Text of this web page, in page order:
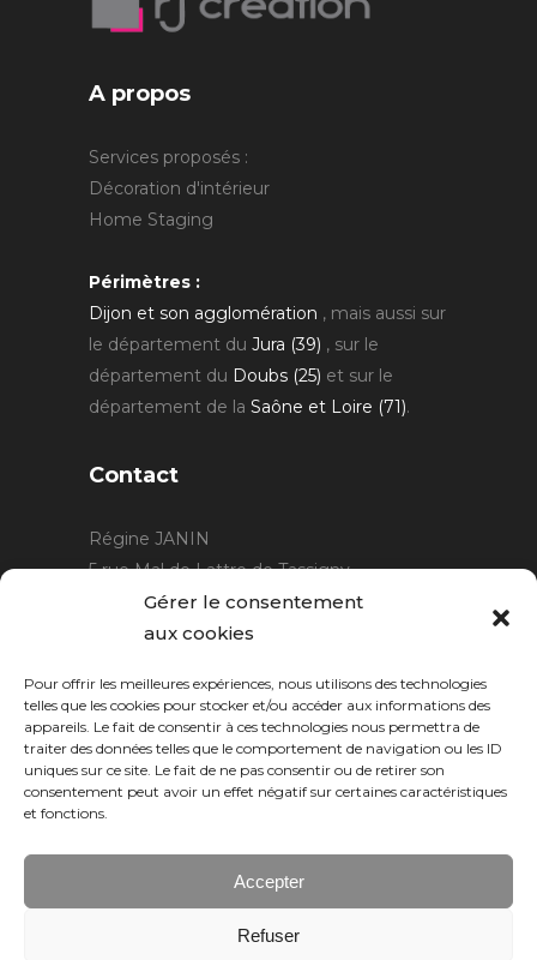
Gérer le consentement
aux cookies
Pour offrir les meilleures expériences, nous utilisons des technologies
telles que les cookies pour stocker et/ou accéder aux informations des
appareils. Le fait de consentir à ces technologies nous permettra de
traiter des données telles que le comportement de navigation ou les ID
uniques sur ce site. Le fait de ne pas consentir ou de retirer son
consentement peut avoir un effet négatif sur certaines caractéristiques
et fonctions.
Accepter
Refuser
A propos
Services proposés :
Décoration d'intérieur
Home Staging
Périmètres :
Dijon et son agglomération , mais aussi sur
le département du Jura (39) , sur le
département du Doubs (25) et sur le
département de la Saône et Loire (71).
Contact
Régine JANIN
5 rue Mal de Lattre de Tassigny
21220 Gevrey Chambertin
06 15 15 80 29
Horaires :sur rendez-vous.